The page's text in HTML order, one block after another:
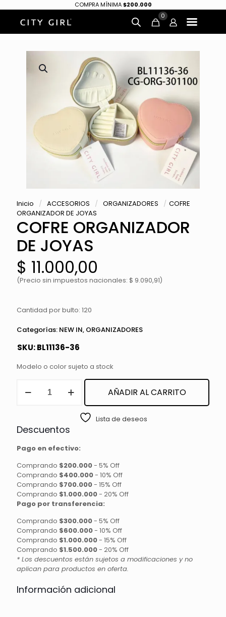
COMPRA MÍNIMA$200.000
0
Inicio / ACCESORIOS / ORGANIZADORES / COFRE
ORGANIZADOR DE JOYAS
COFRE ORGANIZADOR
DE JOYAS
$ 11.000,00
(Precio sin impuestos nacionales: $ 9.090,91)
Cantidad por bulto: 120
Categorías: NEW IN, ORGANIZADORES
SKU:BL11136-36
Modelo o color sujeto a stock
ORGANIZADOR
AÑADIR AL CARRITO
Lista de deseos
Descuentos
Pago en efectivo:
Comprando $200.000- 5% Off
Comprando $400.000- 10% Off
Comprando $700.000- 15% Off
Comprando $1.000.000- 20% Off
Pago por transferencia:
Comprando $300.000- 5% Off
Comprando $600.000- 10% Off
Comprando $1.000.000- 15% Off
Comprando $1.500.000- 20% Off
* Los descuentos están sujetos a modificaciones y no
aplican para productos en oferta.
Información adicional